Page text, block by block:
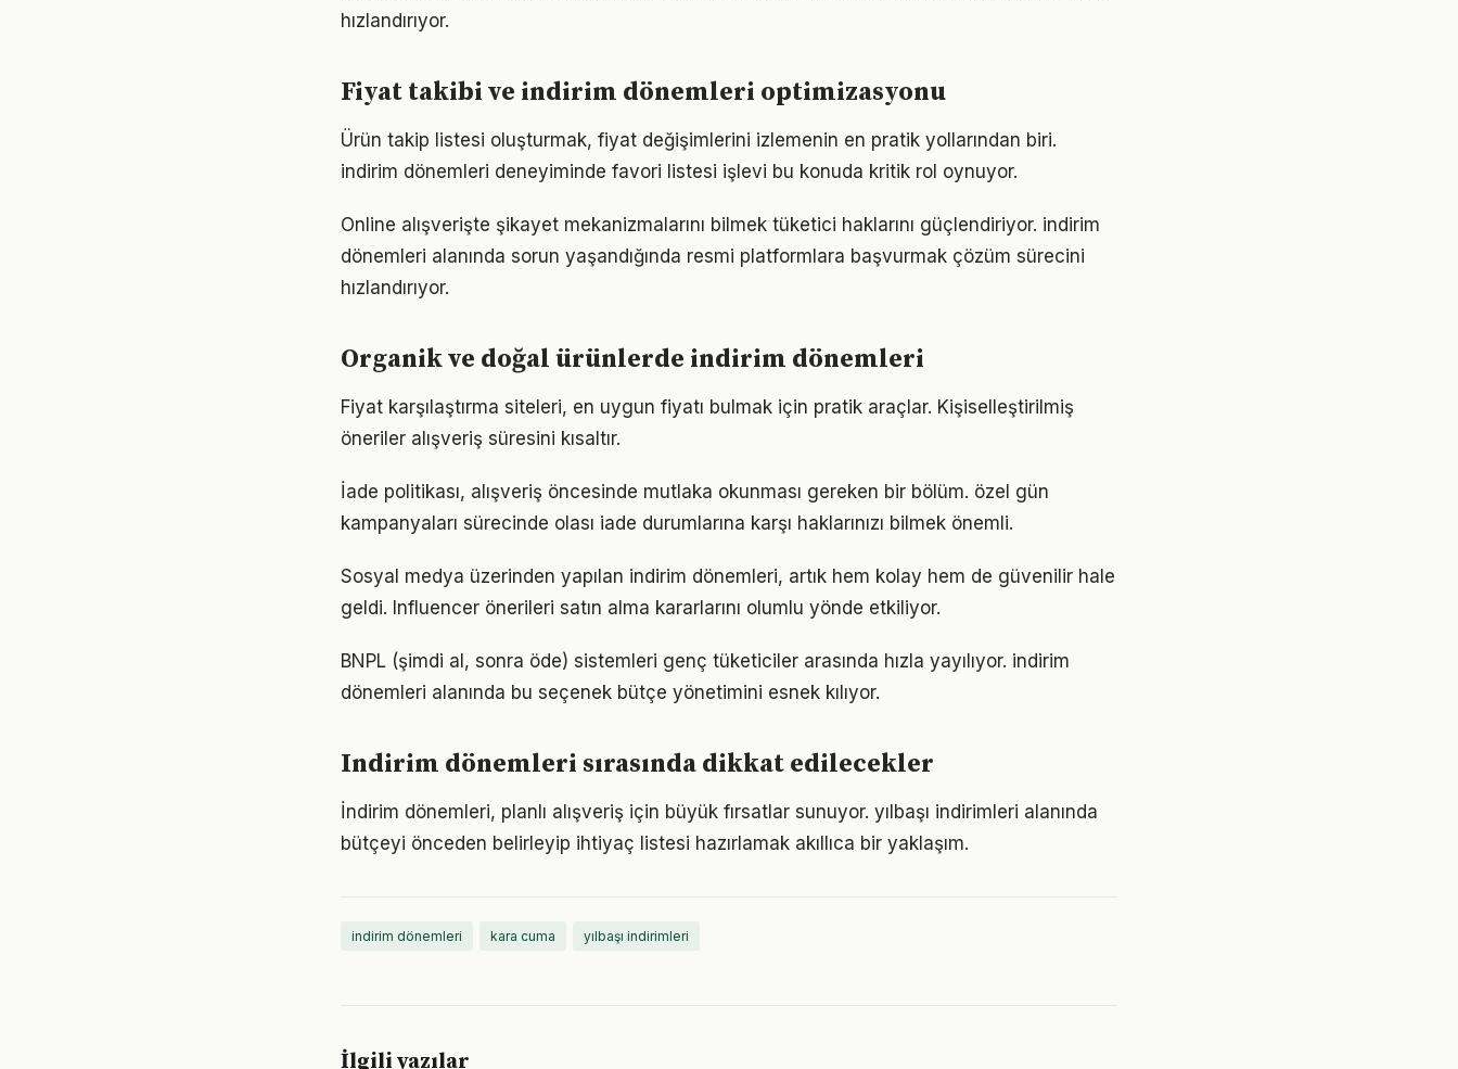
hızlandırıyor.
Fiyat takibi ve indirim dönemleri optimizasyonu
Ürün takip listesi oluşturmak, fiyat değişimlerini izlemenin en pratik yollarından biri.
indirim dönemleri deneyiminde favori listesi işlevi bu konuda kritik rol oynuyor.
Online alışverişte şikayet mekanizmalarını bilmek tüketici haklarını güçlendiriyor. indirim
dönemleri alanında sorun yaşandığında resmi platformlara başvurmak çözüm sürecini
hızlandırıyor.
Organik ve doğal ürünlerde indirim dönemleri
Fiyat karşılaştırma siteleri, en uygun fiyatı bulmak için pratik araçlar. Kişiselleştirilmiş
öneriler alışveriş süresini kısaltır.
İade politikası, alışveriş öncesinde mutlaka okunması gereken bir bölüm. özel gün
kampanyaları sürecinde olası iade durumlarına karşı haklarınızı bilmek önemli.
Sosyal medya üzerinden yapılan indirim dönemleri, artık hem kolay hem de güvenilir hale
geldi. Influencer önerileri satın alma kararlarını olumlu yönde etkiliyor.
BNPL (şimdi al, sonra öde) sistemleri genç tüketiciler arasında hızla yayılıyor. indirim
dönemleri alanında bu seçenek bütçe yönetimini esnek kılıyor.
Indirim dönemleri sırasında dikkat edilecekler
İndirim dönemleri, planlı alışveriş için büyük fırsatlar sunuyor. yılbaşı indirimleri alanında
bütçeyi önceden belirleyip ihtiyaç listesi hazırlamak akıllıca bir yaklaşım.
indirim dönemleri kara cuma yılbaşı indirimleri
İlgili yazılar